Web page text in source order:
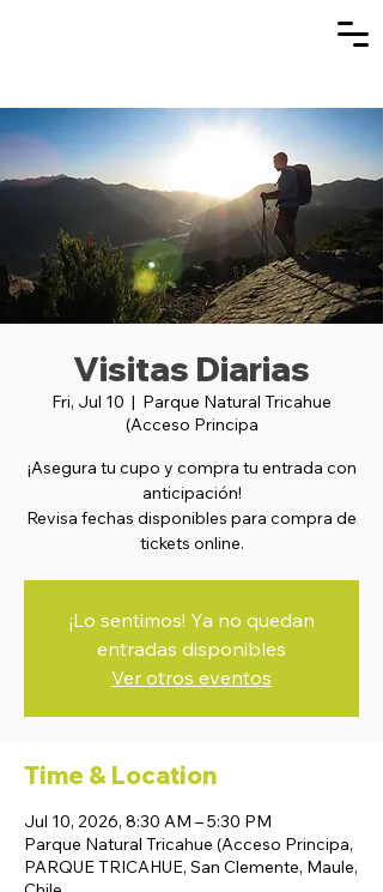
Visitas Diarias
Fri, Jul 10
  |
Parque Natural Tricahue
(Acceso Principa
¡Asegura tu cupo y compra tu entrada con
anticipación!
Revisa fechas disponibles para compra de
tickets online.
¡Lo sentimos! Ya no quedan
entradas disponibles
Ver otros eventos
Time & Location
Jul 10, 2026, 8:30 AM – 5:30 PM
Parque Natural Tricahue (Acceso Principa,
PARQUE TRICAHUE, San Clemente, Maule,